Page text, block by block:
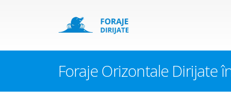
Foraje Orizontale Dirijate